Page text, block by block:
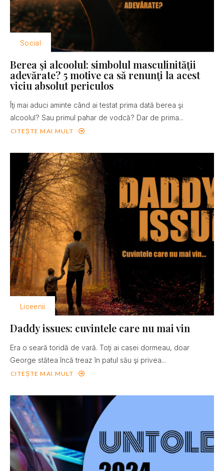
Social
Berea şi alcoolul: simbolul masculinităţii
adevărate? 5 motive ca să renunţi la acest
viciu absolut periculos
Îţi mai aduci aminte când ai testat prima dată berea şi
alcoolul? Sau primul pahar de vodcă? Dar de prima...
CITEȘTE MAI MULT
Liceenii
Daddy issues: cuvintele care nu mai vin
Era o seară toridă de vară. Toţi ai casei dormeau, doar
George stătea încă treaz în patul său şi privea...
CITEȘTE MAI MULT